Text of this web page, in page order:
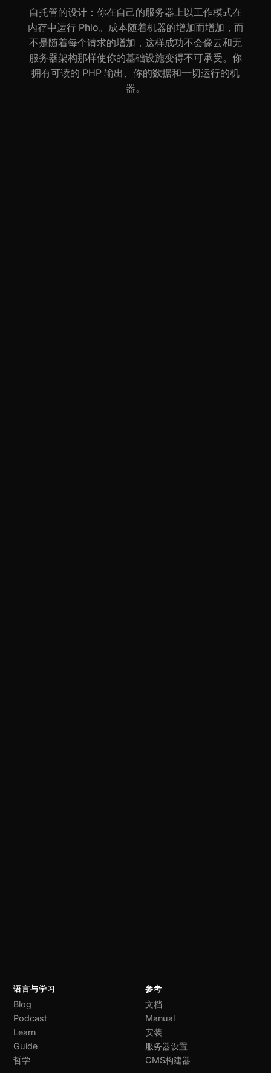
自托管的设计：你在自己的服务器上以工作模式在
内存中运行 Phlo。成本随着机器的增加而增加，而
不是随着每个请求的增加，这样成功不会像云和无
服务器架构那样使你的基础设施变得不可承受。你
拥有可读的 PHP 输出、你的数据和一切运行的机
器。
语言与学习
Blog
Podcast
Learn
Guide
哲学
参考
文档
Manual
安装
服务器设置
CMS构建器